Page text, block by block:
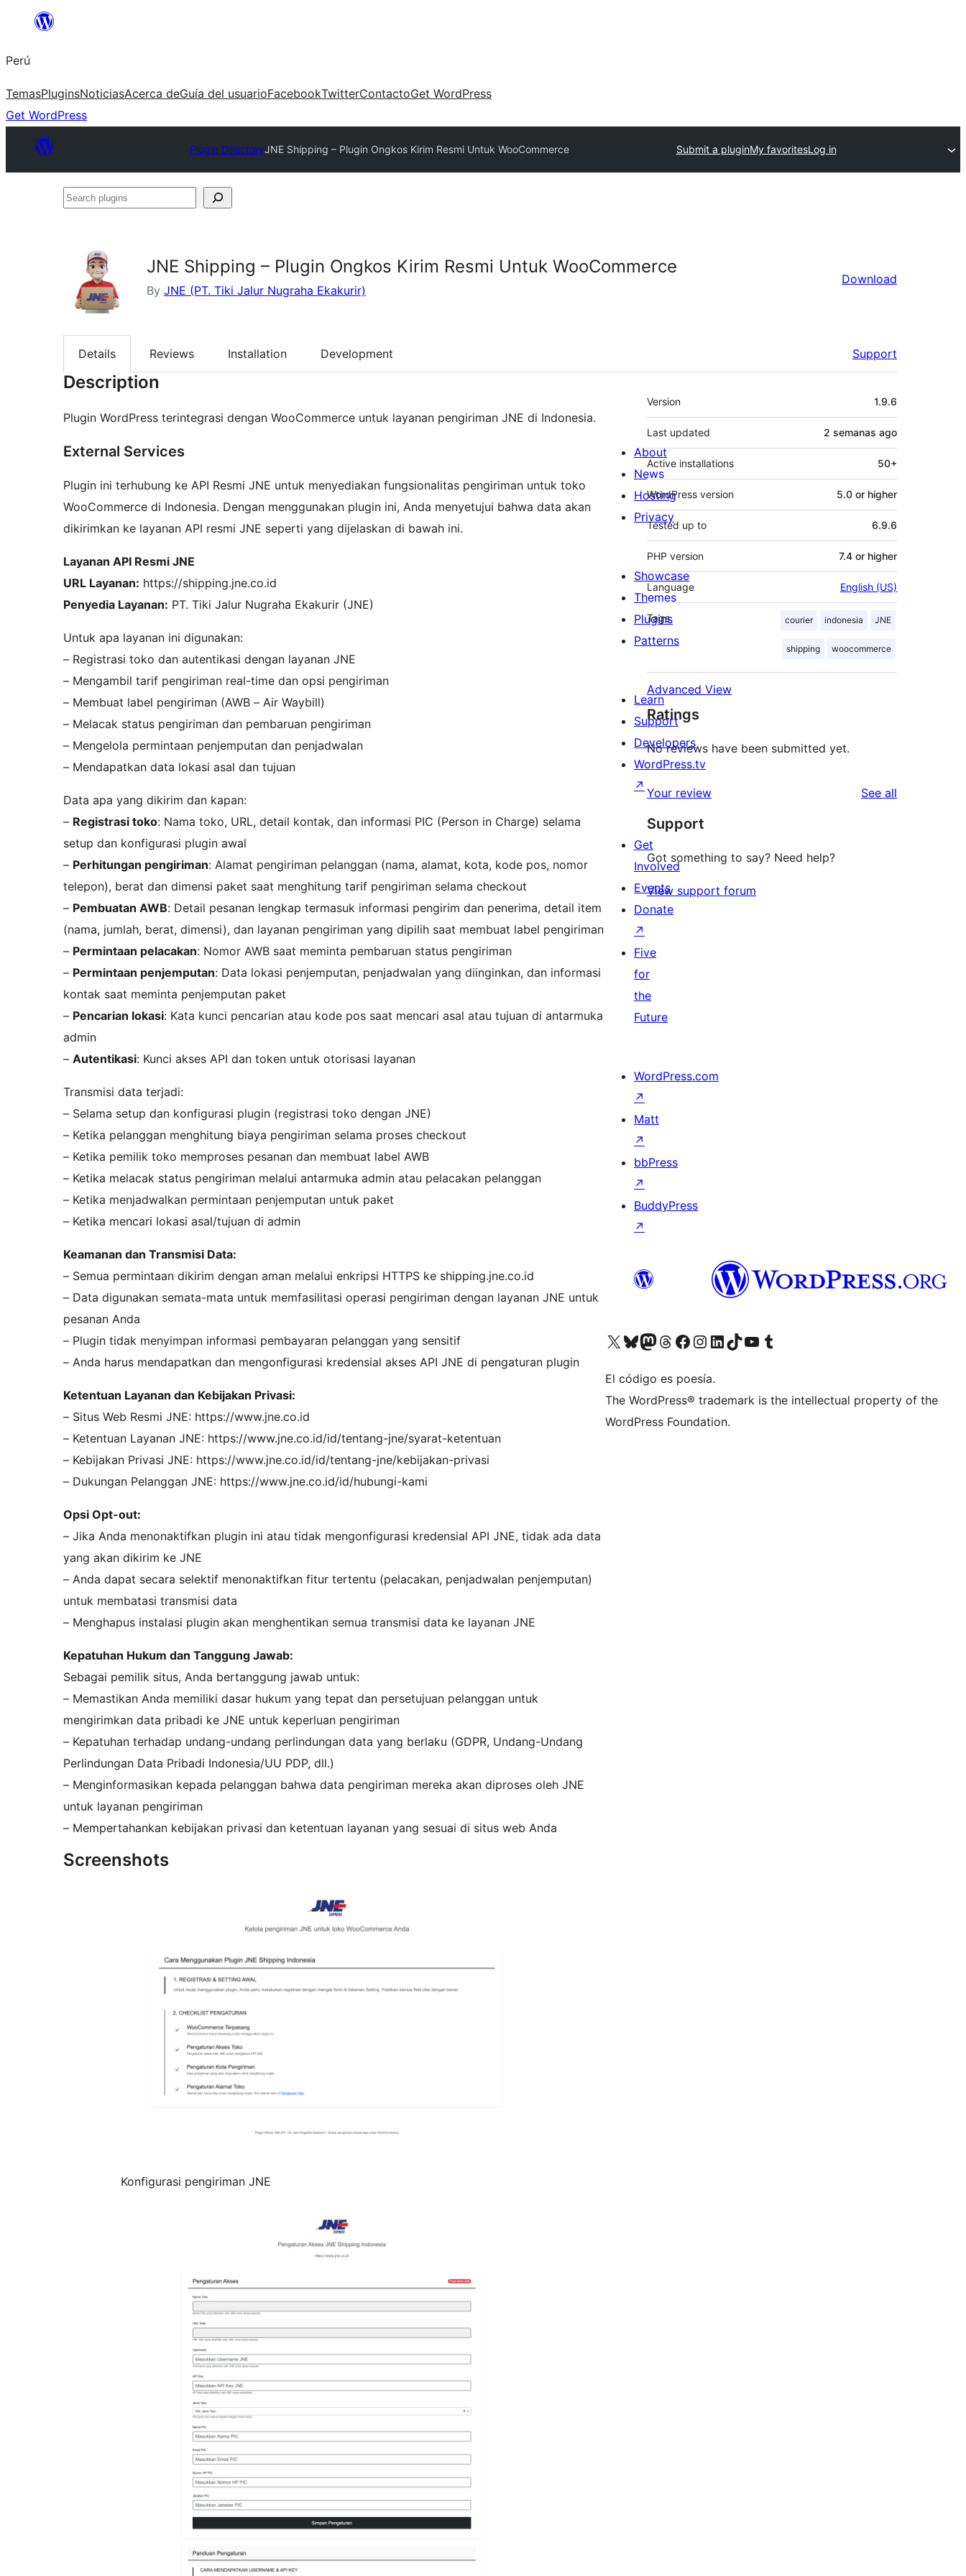
Saltar
contenido
Perú
TemasPluginsNoticiasAcerca deGuía del usuarioFacebookTwitterContactoGet WordPress
Get WordPress
Plugin DirectoryJNE Shipping – Plugin Ongkos Kirim Resmi Untuk WooCommerce Submit a pluginMy favoritesLog in
Search
JNE Shipping – Plugin Ongkos Kirim Resmi Untuk WooCommerce
By JNE (PT. Tiki Jalur Nugraha Ekakurir)
Download
Details Reviews Installation Development Support
Description
Plugin WordPress terintegrasi dengan WooCommerce untuk layanan pengiriman JNE di Indonesia.
External Services
Plugin ini terhubung ke API Resmi JNE untuk menyediakan fungsionalitas pengiriman untuk toko
WooCommerce di Indonesia. Dengan menggunakan plugin ini, Anda menyetujui bahwa data akan
dikirimkan ke layanan API resmi JNE seperti yang dijelaskan di bawah ini.
Layanan API Resmi JNE
URL Layanan: https://shipping.jne.co.id
Penyedia Layanan: PT. Tiki Jalur Nugraha Ekakurir (JNE)
Untuk apa layanan ini digunakan:
– Registrasi toko dan autentikasi dengan layanan JNE
– Mengambil tarif pengiriman real-time dan opsi pengiriman
– Membuat label pengiriman (AWB – Air Waybill)
– Melacak status pengiriman dan pembaruan pengiriman
– Mengelola permintaan penjemputan dan penjadwalan
– Mendapatkan data lokasi asal dan tujuan
Data apa yang dikirim dan kapan:
– Registrasi toko: Nama toko, URL, detail kontak, dan informasi PIC (Person in Charge) selama
setup dan konfigurasi plugin awal
– Perhitungan pengiriman: Alamat pengiriman pelanggan (nama, alamat, kota, kode pos, nomor
telepon), berat dan dimensi paket saat menghitung tarif pengiriman selama checkout
– Pembuatan AWB: Detail pesanan lengkap termasuk informasi pengirim dan penerima, detail item
(nama, jumlah, berat, dimensi), dan layanan pengiriman yang dipilih saat membuat label pengiriman
– Permintaan pelacakan: Nomor AWB saat meminta pembaruan status pengiriman
– Permintaan penjemputan: Data lokasi penjemputan, penjadwalan yang diinginkan, dan informasi
kontak saat meminta penjemputan paket
– Pencarian lokasi: Kata kunci pencarian atau kode pos saat mencari asal atau tujuan di antarmuka
admin
– Autentikasi: Kunci akses API dan token untuk otorisasi layanan
Transmisi data terjadi:
– Selama setup dan konfigurasi plugin (registrasi toko dengan JNE)
– Ketika pelanggan menghitung biaya pengiriman selama proses checkout
– Ketika pemilik toko memproses pesanan dan membuat label AWB
– Ketika melacak status pengiriman melalui antarmuka admin atau pelacakan pelanggan
– Ketika menjadwalkan permintaan penjemputan untuk paket
– Ketika mencari lokasi asal/tujuan di admin
Keamanan dan Transmisi Data:
– Semua permintaan dikirim dengan aman melalui enkripsi HTTPS ke shipping.jne.co.id
– Data digunakan semata-mata untuk memfasilitasi operasi pengiriman dengan layanan JNE untuk
pesanan Anda
– Plugin tidak menyimpan informasi pembayaran pelanggan yang sensitif
– Anda harus mendapatkan dan mengonfigurasi kredensial akses API JNE di pengaturan plugin
Ketentuan Layanan dan Kebijakan Privasi:
– Situs Web Resmi JNE: https://www.jne.co.id
– Ketentuan Layanan JNE: https://www.jne.co.id/id/tentang-jne/syarat-ketentuan
– Kebijakan Privasi JNE: https://www.jne.co.id/id/tentang-jne/kebijakan-privasi
– Dukungan Pelanggan JNE: https://www.jne.co.id/id/hubungi-kami
Opsi Opt-out:
– Jika Anda menonaktifkan plugin ini atau tidak mengonfigurasi kredensial API JNE, tidak ada data
yang akan dikirim ke JNE
– Anda dapat secara selektif menonaktifkan fitur tertentu (pelacakan, penjadwalan penjemputan)
untuk membatasi transmisi data
– Menghapus instalasi plugin akan menghentikan semua transmisi data ke layanan JNE
Kepatuhan Hukum dan Tanggung Jawab:
Sebagai pemilik situs, Anda bertanggung jawab untuk:
– Memastikan Anda memiliki dasar hukum yang tepat dan persetujuan pelanggan untuk
mengirimkan data pribadi ke JNE untuk keperluan pengiriman
– Kepatuhan terhadap undang-undang perlindungan data yang berlaku (GDPR, Undang-Undang
Perlindungan Data Pribadi Indonesia/UU PDP, dll.)
– Menginformasikan kepada pelanggan bahwa data pengiriman mereka akan diproses oleh JNE
untuk layanan pengiriman
– Mempertahankan kebijakan privasi dan ketentuan layanan yang sesuai di situs web Anda
Screenshots
Konfigurasi pengiriman JNE
Meta
Version 1.9.6
Last updated 2 semanas ago
Active installations 50+
WordPress version 5.0 or higher
Tested up to 6.9.6
PHP version 7.4 or higher
Language English (US)
Tags courier indonesia JNE
shipping woocommerce
Advanced View
Ratings
No reviews have been submitted yet.
Your review See all
Support
Got something to say? Need help?
View support forum
About
News
Hosting
Privacy
Showcase
Themes
Plugins
Patterns
Learn
Support
Developers
WordPress.tv
↗
Get
Involved
Events
Donate
↗
Five
for
the
Future
WordPress.com
↗
Matt
↗
bbPress
↗
BuddyPress
↗
Visit our X (formerly Twitter) account
Visit our Bluesky account
Visit our Mastodon account
Visit our Threads account
Visit our Facebook page
Visit our Instagram account
Visit our LinkedIn account
Visit our TikTok account
Visit our YouTube channel
Visit our Tumblr account
El código es poesía.
The WordPress® trademark is the intellectual property of the
WordPress Foundation.